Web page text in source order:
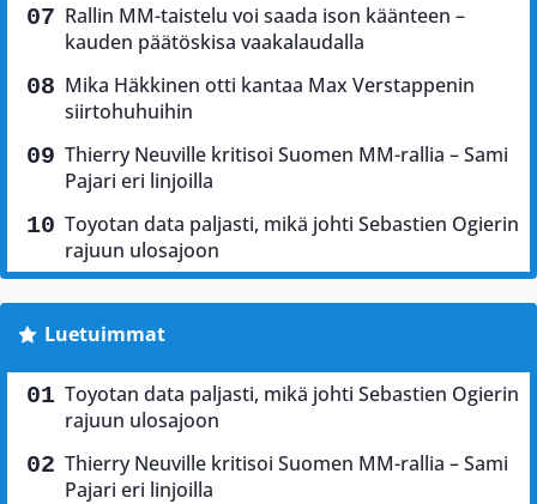
Rallin MM-taistelu voi saada ison käänteen –
kauden päätöskisa vaakalaudalla
Mika Häkkinen otti kantaa Max Verstappenin
siirtohuhuihin
Thierry Neuville kritisoi Suomen MM-rallia – Sami
Pajari eri linjoilla
Toyotan data paljasti, mikä johti Sebastien Ogierin
rajuun ulosajoon
Luetuimmat
Toyotan data paljasti, mikä johti Sebastien Ogierin
rajuun ulosajoon
Thierry Neuville kritisoi Suomen MM-rallia – Sami
Pajari eri linjoilla